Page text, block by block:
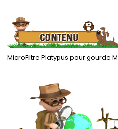
.
MicroFiltre Platypus pour gourde
.